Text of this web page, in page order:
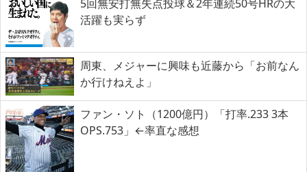
5回無安打無失点投球＆2年連続50号HRの大
活躍も実らず
周東、メジャーに興味も近藤から「お前なん
か行けねえよ」
ファン・ソト（1200億円）「打率.233 3本
OPS.753」←率直な感想